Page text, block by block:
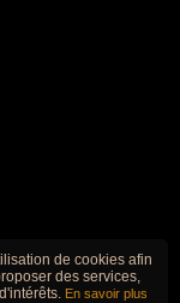
de cookies afin
des services,
En savoir plus